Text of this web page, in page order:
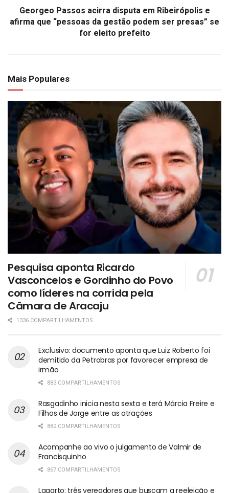
Georgeo Passos acirra disputa em Ribeirópolis e
afirma que “pessoas da gestão podem ser presas” se
for eleito prefeito
Mais Populares
Pesquisa aponta Ricardo
Vasconcelos e Gordinho do Povo
como líderes na corrida pela
Câmara de Aracaju
1336 COMPARTILHAMENTOS
Exclusivo: documento aponta que Luiz Roberto foi
demitido da Petrobras por favorecer empresa de
irmão
883 COMPARTILHAMENTOS
Rasgadinho inicia nesta sexta e terá Márcia Freire e
Filhos de Jorge entre as atrações
882 COMPARTILHAMENTOS
Acompanhe ao vivo o julgamento de Valmir de
Francisquinho
867 COMPARTILHAMENTOS
Lagarto: três vereadores que buscam a reeleição e